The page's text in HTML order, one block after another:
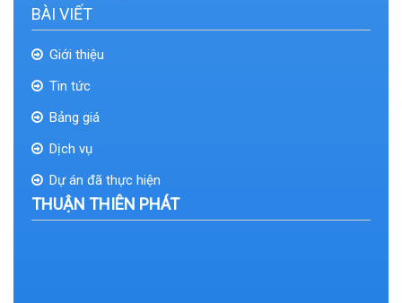
BÀI VIẾT
Giới thiệu
Tin tức
Bảng giá
Dịch vụ
Dự án đã thực hiện
THUẬN THIÊN PHÁT